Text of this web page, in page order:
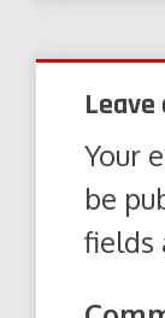
Leave
Your
be
fields